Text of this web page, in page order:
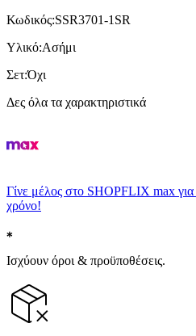
Κωδικός:SSR3701-1SR
Υλικό:Ασήμι
Σετ:Όχι
Δες όλα τα χαρακτηριστικά
Γίνε μέλος στο SHOPFLIX max για
χρόνο!
Ισχύουν όροι & προϋποθέσεις.